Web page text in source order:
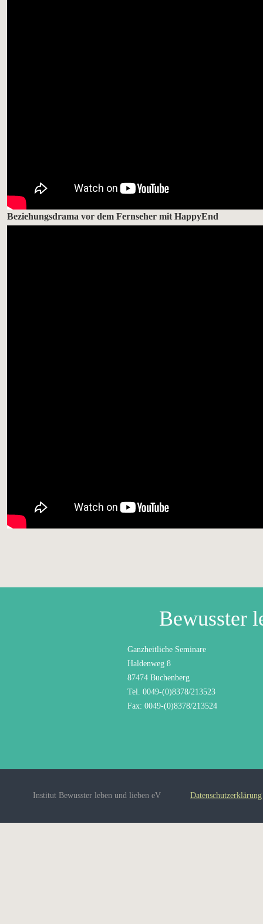
Beziehungsdrama vor dem Fernseher mit HappyEnd
Bewusster
Ganzheitliche Seminare
Haldenweg 8
87474 Buchenberg
Tel. 0049-(0)8378/213523
Fax: 0049-(0)8378/213524
Institut Bewusster leben und lieben eV Datenschutzerklärung